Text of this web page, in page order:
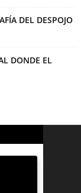
DEL DESPOJO
DONDE EL